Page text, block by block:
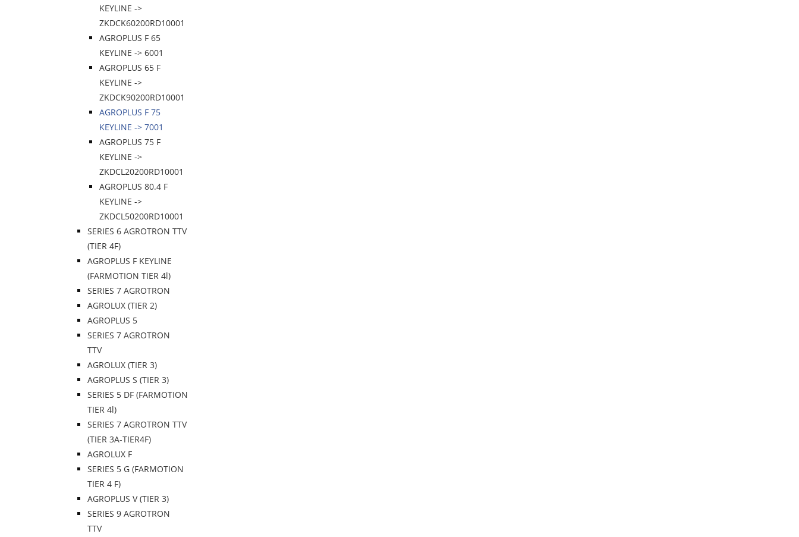
KEYLINE ->
ZKDCK60200RD10001
AGROPLUS F 65
KEYLINE -> 6001
AGROPLUS 65 F
KEYLINE ->
ZKDCK90200RD10001
AGROPLUS F 75
KEYLINE -> 7001
AGROPLUS 75 F
KEYLINE ->
ZKDCL20200RD10001
AGROPLUS 80.4 F
KEYLINE ->
ZKDCL50200RD10001
SERIES 6 AGROTRON TTV
(TIER 4F)
AGROPLUS F KEYLINE
(FARMOTION TIER 4l)
SERIES 7 AGROTRON
AGROLUX (TIER 2)
AGROPLUS 5
SERIES 7 AGROTRON
TTV
AGROLUX (TIER 3)
AGROPLUS S (TIER 3)
SERIES 5 DF (FARMOTION
TIER 4l)
SERIES 7 AGROTRON TTV
(TIER 3A-TIER4F)
AGROLUX F
SERIES 5 G (FARMOTION
TIER 4 F)
AGROPLUS V (TIER 3)
SERIES 9 AGROTRON
TTV